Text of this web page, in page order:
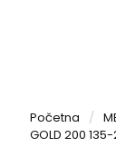
Početna /
GOLD 200